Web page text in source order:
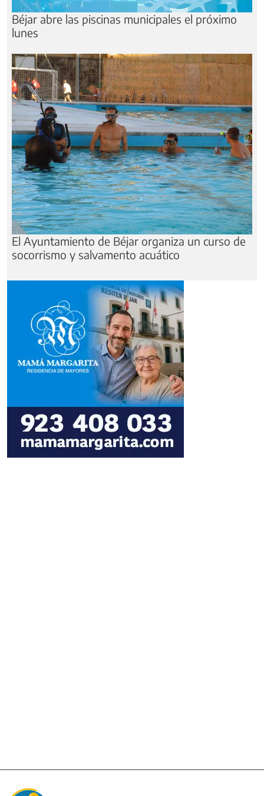
Béjar abre las piscinas municipales el próximo
lunes
El Ayuntamiento de Béjar organiza un curso de
socorrismo y salvamento acuático